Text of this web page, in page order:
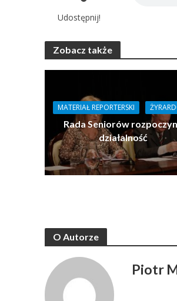
Udostępnij!
Zobacz także
MATERIAŁ REPORTERSKI
Rada Seniorów
działalność
O Autorze
Piotr